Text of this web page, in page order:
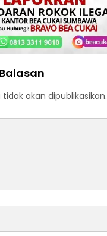
akan dipublikasikan.